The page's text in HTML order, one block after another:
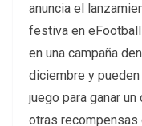
anuncia el
festiva en
en una campaña
diciembre y
juego para ganar
otras recompensas